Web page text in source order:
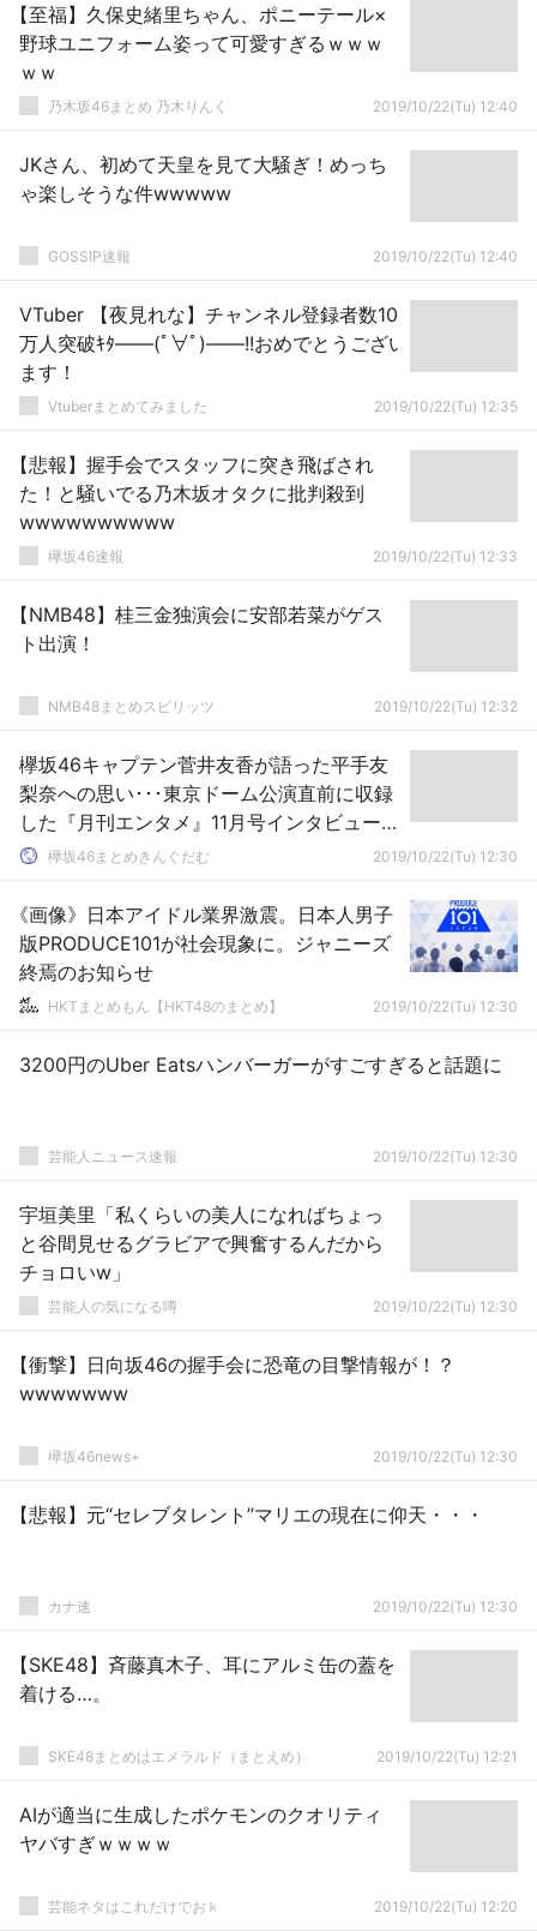
【至福】久保史緒里ちゃん、ポニーテール×
野球ユニフォーム姿って可愛すぎるｗｗｗ
ｗｗ
乃木坂46まとめ 乃木りんく 2019/10/22(Tu) 12:40
JKさん、初めて天皇を見て大騒ぎ！めっち
ゃ楽しそうな件wwwww
GOSSIP速報 2019/10/22(Tu) 12:40
VTuber 【夜見れな】チャンネル登録者数10
万人突破ｷﾀ――(ﾟ∀ﾟ)――!!おめでとうござい
ます！
Vtuberまとめてみました 2019/10/22(Tu) 12:35
【悲報】握手会でスタッフに突き飛ばされ
た！と騒いでる乃木坂オタクに批判殺到
wwwwwwwwww
欅坂46速報 2019/10/22(Tu) 12:33
【NMB48】桂三金独演会に安部若菜がゲス
ト出演！
NMB48まとめスピリッツ 2019/10/22(Tu) 12:32
欅坂46キャプテン菅井友香が語った平手友
梨奈への思い･･･東京ドーム公演直前に収録
した『月刊エンタメ』11月号インタビュー全
文がWebで公開中
欅坂46まとめきんぐだむ 2019/10/22(Tu) 12:30
《画像》日本アイドル業界激震。日本人男子
版PRODUCE101が社会現象に。ジャニーズ
終焉のお知らせ
HKTまとめもん【HKT48のまとめ】 2019/10/22(Tu) 12:30
3200円のUber Eatsハンバーガーがすごすぎると話題に
芸能人ニュース速報 2019/10/22(Tu) 12:30
宇垣美里「私くらいの美人になればちょっ
と谷間見せるグラビアで興奮するんだから
チョロいw」
芸能人の気になる噂 2019/10/22(Tu) 12:30
【衝撃】日向坂46の握手会に恐竜の目撃情報が！？
wwwwwww
欅坂46news+ 2019/10/22(Tu) 12:30
【悲報】元“セレブタレント”マリエの現在に仰天・・・
カナ速 2019/10/22(Tu) 12:30
【SKE48】斉藤真木子、耳にアルミ缶の蓋を
着ける…。
SKE48まとめはエメラルド（まとえめ） 2019/10/22(Tu) 12:21
AIが適当に生成したポケモンのクオリティ
ヤバすぎｗｗｗｗ
芸能ネタはこれだけでおｋ 2019/10/22(Tu) 12:20